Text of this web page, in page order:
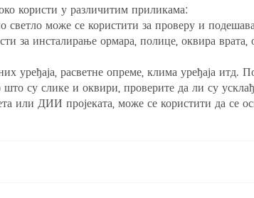
користи у различитим приликама:
може се користити за проверу и
ормара, полице, оквира врата,
расветне опреме, клима уређаја итд.
су слике и оквири, проверите да ли су
ДИИ пројеката, може се користити да се